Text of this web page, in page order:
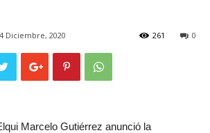
Diciembre, 2020 0
261
Marcelo Gutiérrez anunció la